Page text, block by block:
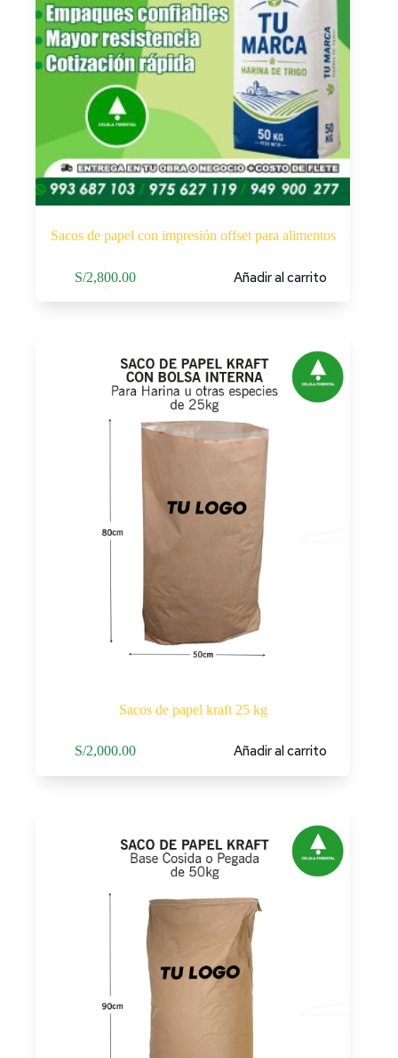
Sacos de papel con impresión offset para alimentos
S/2,800.00 Añadir al carrito
Sacos de papel kraft 25 kg
S/2,000.00 Añadir al carrito